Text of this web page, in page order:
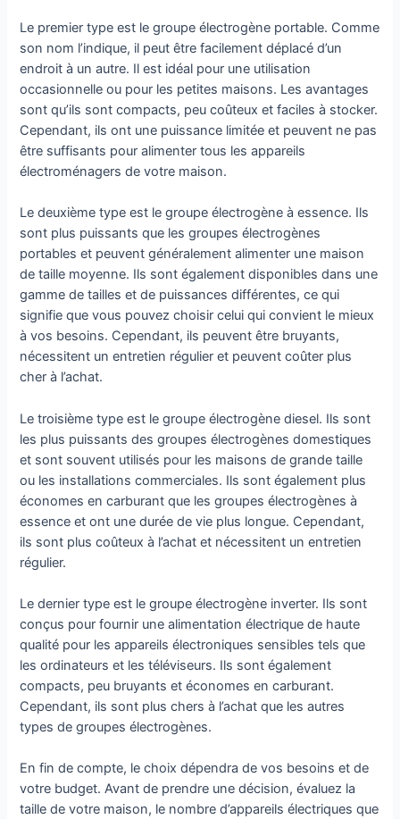
Le premier type est le groupe électrogène portable. Comme
son nom l’indique, il peut être facilement déplacé d’un
endroit à un autre. Il est idéal pour une utilisation
occasionnelle ou pour les petites maisons. Les avantages
sont qu’ils sont compacts, peu coûteux et faciles à stocker.
Cependant, ils ont une puissance limitée et peuvent ne pas
être suffisants pour alimenter tous les appareils
électroménagers de votre maison.
Le deuxième type est le groupe électrogène à essence. Ils
sont plus puissants que les groupes électrogènes
portables et peuvent généralement alimenter une maison
de taille moyenne. Ils sont également disponibles dans une
gamme de tailles et de puissances différentes, ce qui
signifie que vous pouvez choisir celui qui convient le mieux
à vos besoins. Cependant, ils peuvent être bruyants,
nécessitent un entretien régulier et peuvent coûter plus
cher à l’achat.
Le troisième type est le groupe électrogène diesel. Ils sont
les plus puissants des groupes électrogènes domestiques
et sont souvent utilisés pour les maisons de grande taille
ou les installations commerciales. Ils sont également plus
économes en carburant que les groupes électrogènes à
essence et ont une durée de vie plus longue. Cependant,
ils sont plus coûteux à l’achat et nécessitent un entretien
régulier.
Le dernier type est le groupe électrogène inverter. Ils sont
conçus pour fournir une alimentation électrique de haute
qualité pour les appareils électroniques sensibles tels que
les ordinateurs et les téléviseurs. Ils sont également
compacts, peu bruyants et économes en carburant.
Cependant, ils sont plus chers à l’achat que les autres
types de groupes électrogènes.
En fin de compte, le choix dépendra de vos besoins et de
votre budget. Avant de prendre une décision, évaluez la
taille de votre maison, le nombre d’appareils électriques que